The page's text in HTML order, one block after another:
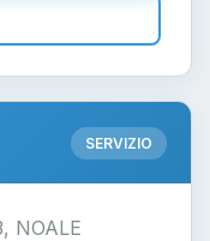
SERVIZIO
NOALE